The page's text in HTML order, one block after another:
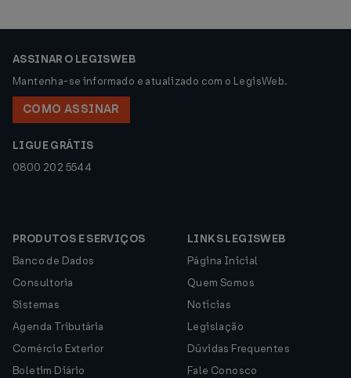
ASSINAR O LEGISWEB
Mantenha-se informado e atualizado com o LegisWeb.
COMO ASSINAR
LIGUE GRÁTIS
0800 202 5544
PRODUTOS E SERVIÇOS
Banco de Dados
Consultoria
Sistemas
Agenda Tributária
Comércio Exterior
Boletim Diário
LINKS LEGISWEB
Página Inicial
Quem Somos
Notícias
Legislação
Dúvidas Frequentes
Fale Conosco